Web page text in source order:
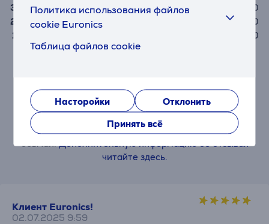
Политика использования файлов
cookie Euronics
Таблица файлов cookie
Насторойки
Отклонить
Принять всё
3
0
2
0
1
0
Оставить отзыв
При написании отзыва просим соблюдать добрые
обычаи.Дополнительную информацию об отзывах
читайте здесь.
Клиент Euronics!
02.07.2025 9:59